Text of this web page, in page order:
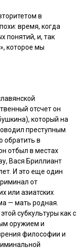
в
время, когда
понятий, и, так
которое мы
отсчет он
который на
преступным
обратить в
отбыл в местах
Вася Бриллиант
И это еще один
от
или азиатских
— мать родная.
субкультуры как с
оружием и
философии и